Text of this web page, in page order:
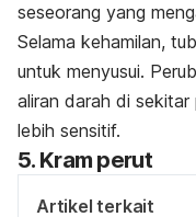
seseorang yang
Selama kehamilan,
untuk menyusui.
aliran darah di
lebih sensitif.
5. Kram perut
Artikel terkait